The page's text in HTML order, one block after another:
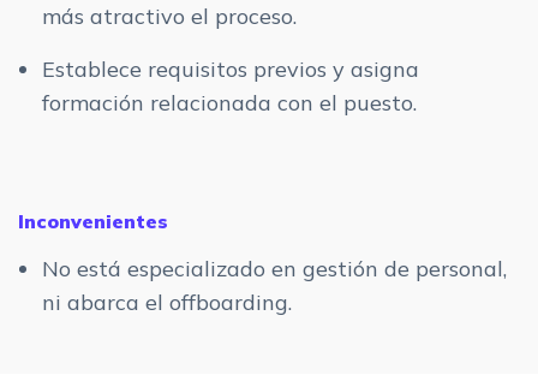
más atractivo el proceso.
Establece requisitos previos y asigna
formación relacionada con el puesto.
Inconvenientes
No está especializado en gestión de personal,
ni abarca el offboarding.